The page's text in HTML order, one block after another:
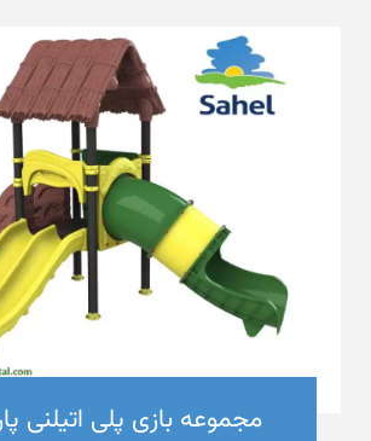
مجموعه بازی پلی اتیلنی پارکی کد